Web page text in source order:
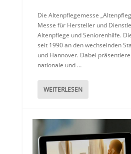
Die Altenpflegemesse
Messe für Hersteller und
Altenpflege und Seniorenhilfe.
seit 1990 an den wechselnden
und Hannover. Dabei
nationale und …
WEITERLESEN